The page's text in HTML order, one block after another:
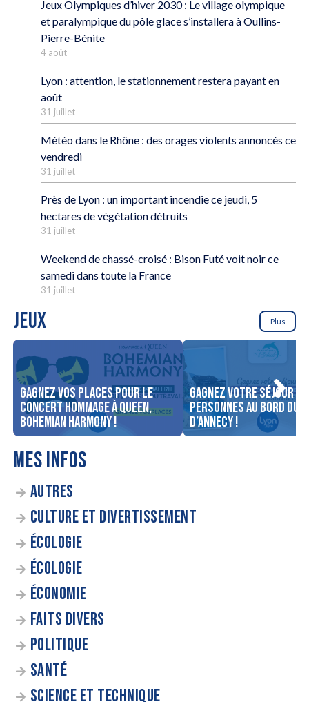
Jeux Olympiques d’hiver 2030 : Le village olympique
et paralympique du pôle glace s’installera à Oullins-
Pierre-Bénite
4 août
Lyon : attention, le stationnement restera payant en
août
31 juillet
Météo dans le Rhône : des orages violents annoncés ce
vendredi
31 juillet
Près de Lyon : un important incendie ce jeudi, 5
hectares de végétation détruits
31 juillet
Weekend de chassé-croisé : Bison Futé voit noir ce
samedi dans toute la France
31 juillet
JEUX Plus
Gagnez vos places pour le
concert Hommage à Queen,
Bohemian Harmony !
Gagnez votre séjour
personnes au bord du
d’Annecy !
MES INFOS
AUTRES
CULTURE ET DIVERTISSEMENT
ÉCOLOGIE
ÉCOLOGIE
ÉCONOMIE
FAITS DIVERS
POLITIQUE
SANTÉ
SCIENCE ET TECHNIQUE